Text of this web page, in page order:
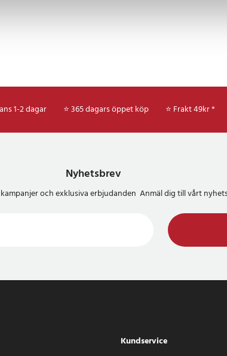
1-2 dagar ⭐ 365 dagars öppet köp ⭐ Frakt 49kr *
Nyhetsbrev
och exklusiva erbjudanden Anmäl dig till vårt
Kundservice